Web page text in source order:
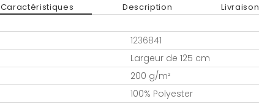
Caractéristiques Description Livraison
1236841
Largeur de 125 cm
200 g/m²
100% Polyester